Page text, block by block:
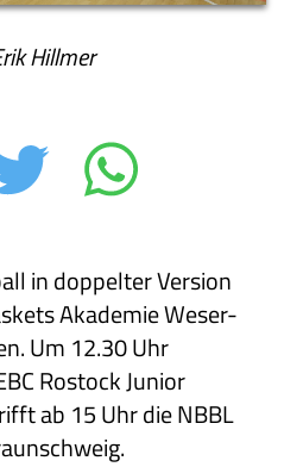
Hillmer
in doppelter Version
Akademie Weser-
Um 12.30 Uhr
Rostock Junior
ab 15 Uhr die NBBL